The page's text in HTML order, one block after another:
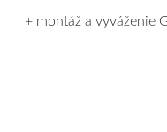
+ montáž a vyváženie